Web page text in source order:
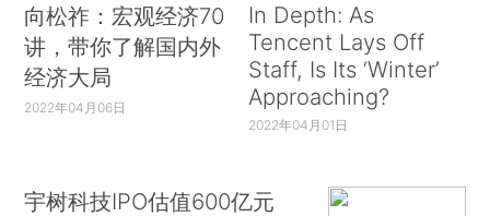
向松祚：宏观经济70
讲，带你了解国内外
经济大局
2022年04月06日
In Depth: As
Tencent Lays Off
Staff, Is Its ‘Winter’
Approaching?
2022年04月01日
宇树科技IPO估值600亿元